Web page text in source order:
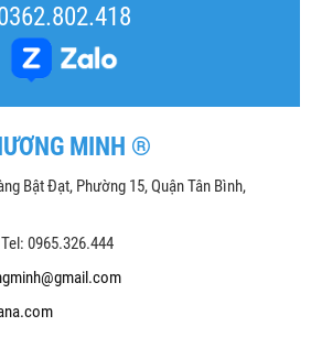
MINH ®
Bật Đạt, Phường 15, Quận Tân Bình,
0965.326.444